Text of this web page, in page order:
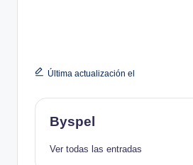
Última actualización el
Byspel
Ver todas las entradas